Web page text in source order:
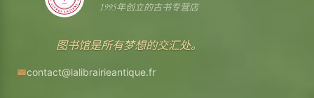
1995年创立的古书专营店
图书馆是所有梦想的交汇处。
contact@lalibrairieantique.fr